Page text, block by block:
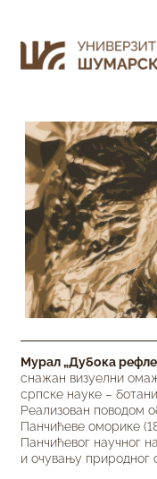
Мурал „Дубока
снажан визуелни омаж
српске науке –
Реализован поводом
Панчићеве оморике
Панчићевог научног
и очувању природног